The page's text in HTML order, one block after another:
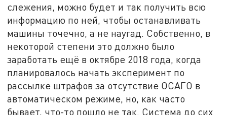
слежения, можно будет и так получить всю
информацию по ней, чтобы останавливать
машины точечно, а не наугад. Собственно, в
некоторой степени это должно было
заработать ещё в октябре 2018 года, когда
планировалось начать эксперимент по
рассылке штрафов за отсутствие ОСАГО в
автоматическом режиме, но, как часто
бывает, что-то пошло не так. Система до сих